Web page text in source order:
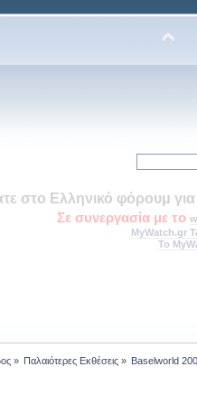
στο Ελληνικό φόρουμ
Σε συνεργασία με το
MyWatch.gr
Το
» Παλαιότερες Εκθέσεις » Baselworld